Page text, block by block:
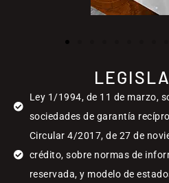
Ley 1/1994, de 11 de marzo,
sociedades de garantía
Circular 4/2017, de 27 de
crédito, sobre normas de
reservada, y modelo de